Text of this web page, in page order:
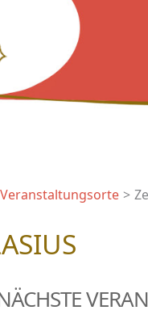
Veranstaltungsorte